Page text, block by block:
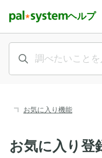
ヘルプ
お気に入り機能
お気に入り登